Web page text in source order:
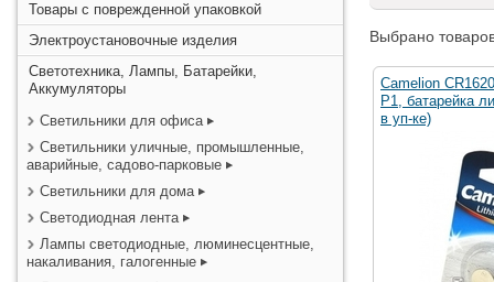
Товары с поврежденной упаковкой
Электроустановочные изделия
Светотехника, Лампы, Батарейки,
Аккумуляторы
Светильники для офиса
Светильники уличные, промышленные,
аварийные, садово-парковые
Светильники для дома
Светодиодная лента
Лампы светодиодные, люминесцентные,
накаливания, галогенные
Выбрано
Camelion
P1, батарейка
в уп-ке)